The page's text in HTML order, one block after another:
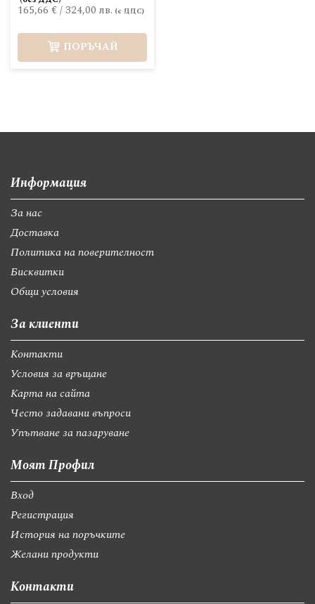
165,66 €/ 324,00 лв.
ПОРЪЧАЙ
Информация
За нас
Доставка
Политика на поверителност
Бисквитки
Общи условия
За клиенти
Контакти
Условия за връщане
Карта на сайта
Често задавани въпроси
Упътване за пазаруване
Моят Профил
Вход
Регистрация
История на поръчките
Желани продукти
Контакти